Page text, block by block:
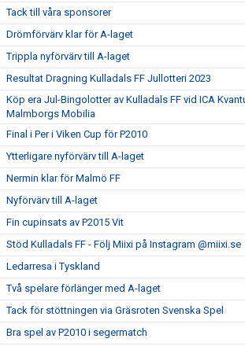
Tack till våra sponsorer
Drömförvärv klar för A-laget
Trippla nyförvärv till A-laget
Resultat Dragning Kulladals FF Jullotteri 2023
Köp era Jul-Bingolotter av Kulladals FF vid ICA
Malmborgs Mobilia
Final i Per i Viken Cup för P2010
Ytterligare nyförvärv till A-laget
Nermin klar för Malmö FF
Nyförvärv till A-laget
Fin cupinsats av P2015 Vit
Stöd Kulladals FF - Följ Miixi på Instagram @miixi.se
Ledarresa i Tyskland
Två spelare förlänger med A-laget
Tack för stöttningen via Gräsroten Svenska Spel
Bra spel av P2010 i segermatch